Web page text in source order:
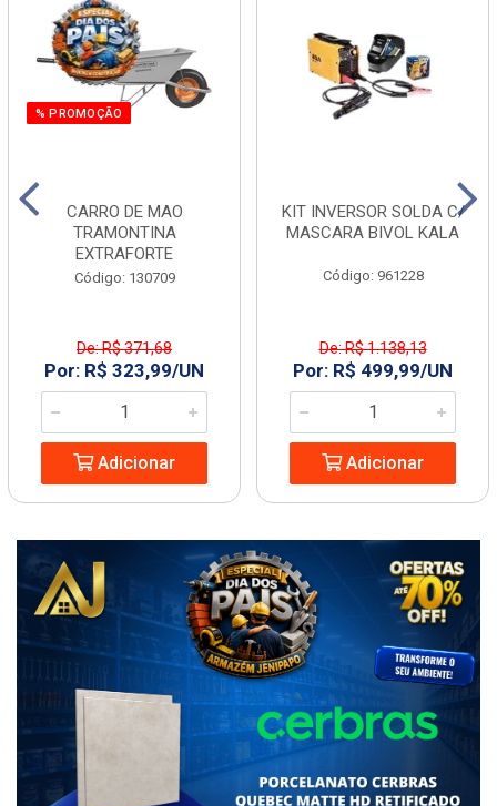
% PROMOÇÃO
CARRO DE MAO
TRAMONTINA
EXTRAFORTE
Código: 130709
De: R$ 371,68
Por: R$ 323,99/UN
Adicionar
KIT INVERSOR SOLDA C/
MASCARA BIVOL KALA
Código: 961228
De: R$ 1.138,13
Por: R$ 499,99/UN
Adicionar